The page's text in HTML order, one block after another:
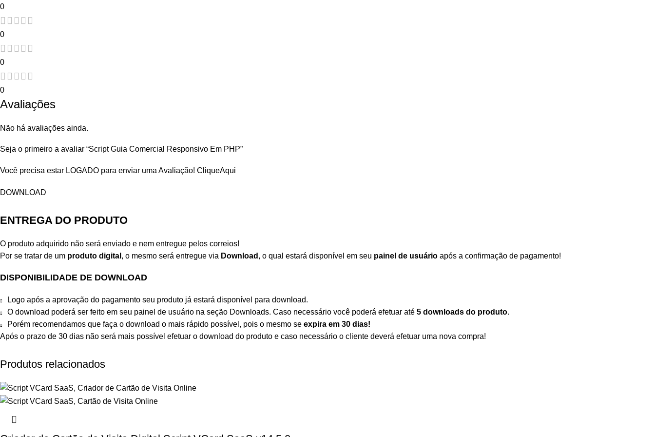
0
0
0
0
Avaliações
Não há avaliações ainda.
Seja o primeiro a avaliar “Script Guia Comercial Responsivo Em PHP”
Você precisa estar LOGADO para enviar uma Avaliação! CliqueAqui
DOWNLOAD
ENTREGA DO PRODUTO
O produto adquirido não será enviado e nem entregue pelos correios!
Por se tratar de um produto digital , o mesmo será entregue via Download , o qual estará disponível em seu painel de usuário após a confirmação de pagamento!
DISPONIBILIDADE DE DOWNLOAD
Logo após a aprovação do pagamento seu produto já estará disponível para download.
O download poderá ser feito em seu painel de usuário na seção Downloads. Caso necessário você poderá efetuar até 5 downloads do produto.
Porém recomendamos que faça o download o mais rápido possível, pois o mesmo se expira em 30 dias!
Após o prazo de 30 dias não será mais possível efetuar o download do produto e caso necessário o cliente deverá efetuar uma nova compra!
Produtos relacionados